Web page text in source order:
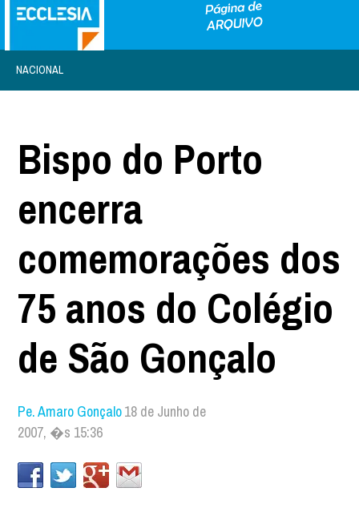
NACIONAL
Bispo do Porto
encerra
comemorações dos
75 anos do Colégio
de São Gonçalo
Pe. Amaro Gonçalo18 de Junho de
2007, �s 15:36